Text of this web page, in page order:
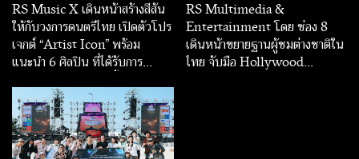
RS Music X เดินหน้าสร้างสีสัน
ให้กับวงการดนตรีไทย เปิดตัวโปร
เจกต์ “Artist Icon” พร้อม
แนะนำ 6 ศิลปิน ที่ได้รับการ
แนวคิดการนำเสนอเอกลักษณ์ทาง
ดนตรีและคาแรกเตอร์ที่แตกต่าง
เพื่อส่งมอบประสบการณ์การฟัง
เพลงที่หลากหลายให้แฟนเพลง
RS Multimedia &
Entertainment โดย ช่อง 8
เดินหน้าขยายฐานผู้ชมต่างชาติใน
ไทย จับมือ Hollywood